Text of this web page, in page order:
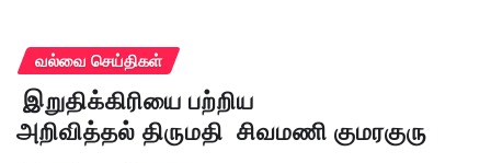
வல்வை செய்திகள்
இறுதிக்கிரியை பற்றிய
அறிவித்தல் திருமதி சிவமணி குமரகுரு